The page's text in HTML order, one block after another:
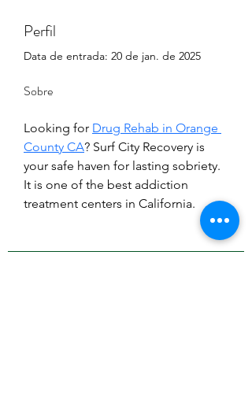
Perfil
Data de entrada: 20 de jan. de 2025
Sobre
Looking for Drug Rehab in Orange
County CA? Surf City Recovery is
your safe haven for lasting sobriety.
It is one of the best addiction
treatment centers in California.